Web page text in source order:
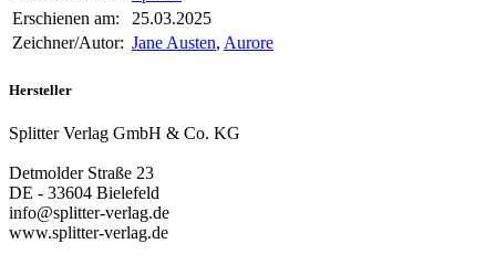
Erschienen am:
25.03.2025
Zeichner/Autor: Jane Austen, Aurore
Hersteller
Splitter Verlag GmbH & Co. KG
Detmolder Straße 23
DE - 33604 Bielefeld
info@splitter-verlag.de
www.splitter-verlag.de